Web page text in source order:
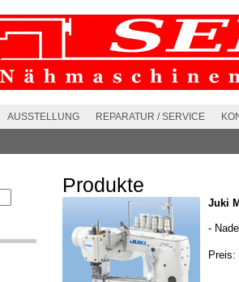
AUSSTELLUNG REPARATUR / SERVICE
Produkte
Juki
-
Preis: